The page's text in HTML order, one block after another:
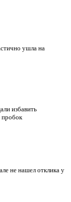
ушла на
избавить
пробок
не нашел отклика у